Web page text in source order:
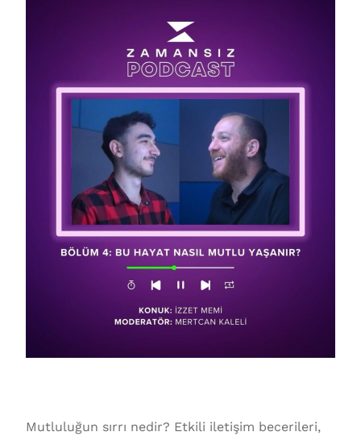
Mutluluğun sırrı nedir? Etkili iletişim becerileri,